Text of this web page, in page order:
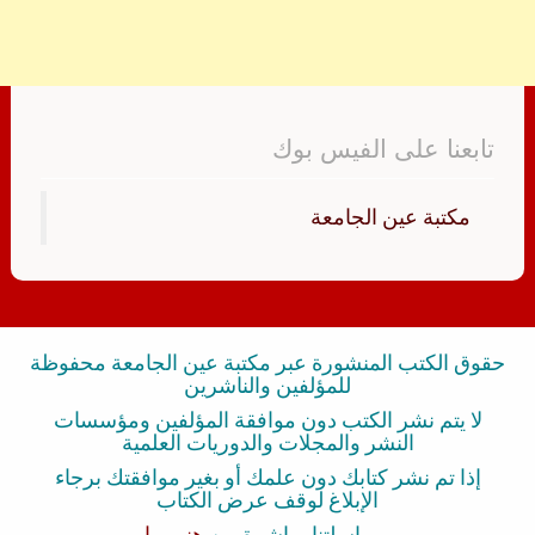
تابعنا على الفيس بوك
‏مكتبة عين الجامعة‏
حقوق الكتب المنشورة عبر مكتبة عين الجامعة محفوظة
للمؤلفين والناشرين
لا يتم نشر الكتب دون موافقة المؤلفين ومؤسسات
النشر والمجلات والدوريات العلمية
إذا تم نشر كتابك دون علمك أو بغير موافقتك برجاء
الإبلاغ لوقف عرض الكتاب